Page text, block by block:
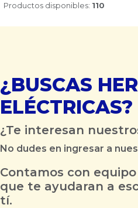
Productos disponibles: 110
¿BUSCAS
ELÉCTRICAS?
¿Te interesan
No dudes en ingresar a
Contamos con
que te ayudaran a
tí.